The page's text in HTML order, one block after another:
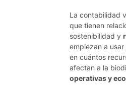
La contabilidad
que tienen
sostenibilidad y
empiezan a
en cuántos
afectan a la
operativas y